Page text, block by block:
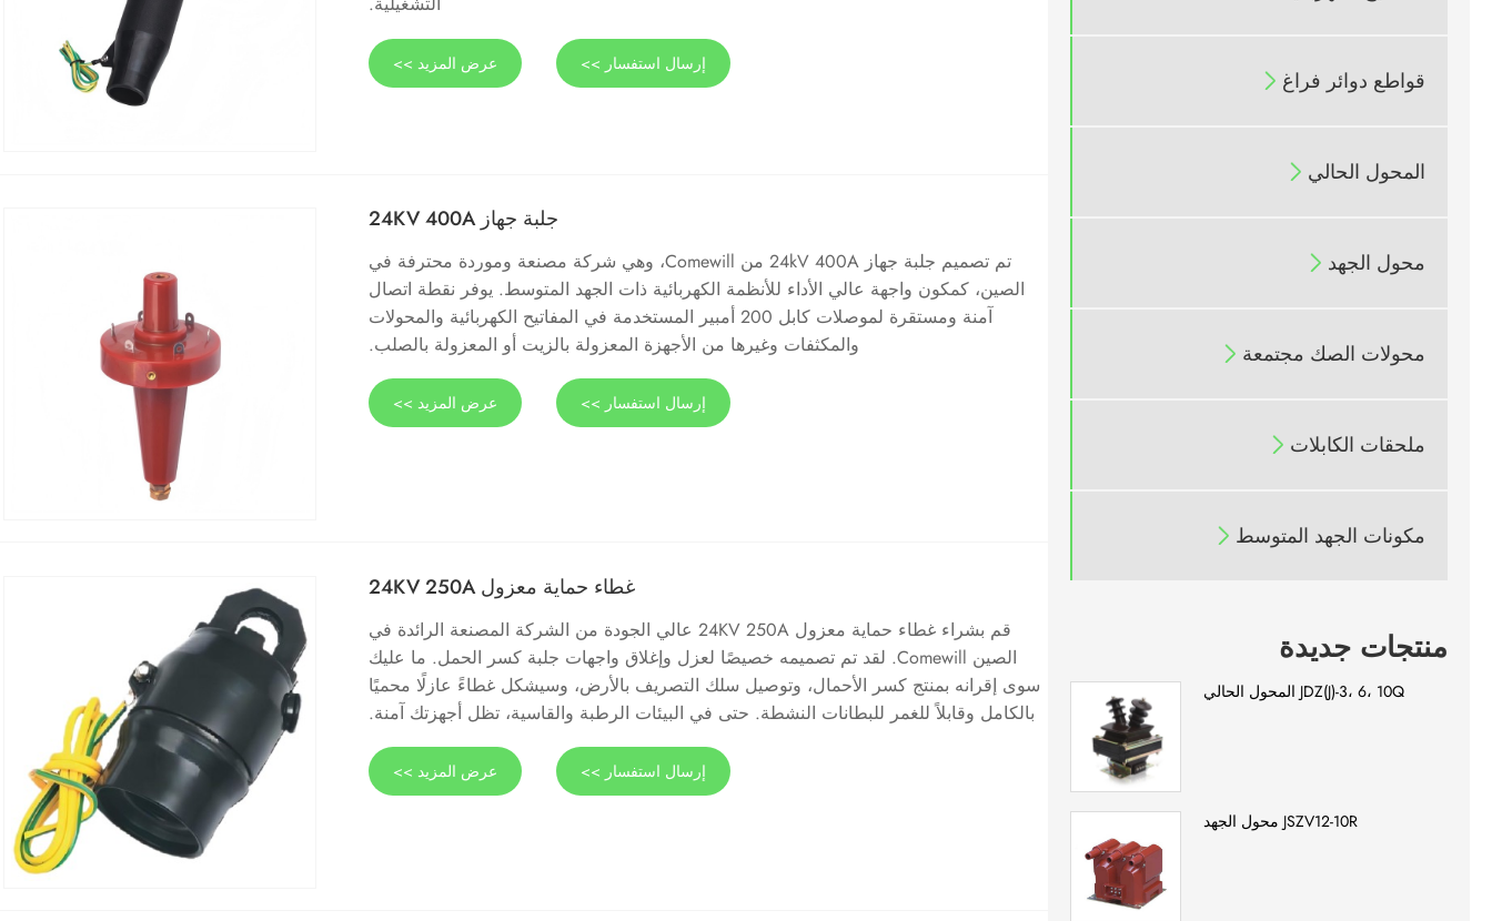
قواطع دوائر فراغ 
المحول الحالي 
محول الجهد 
محولات الصك مجتمعة 
ملحقات الكابلات 
مكونات الجهد المتوسط 
منتجات جديدة
JDZ(J)-3، 6، 10Q المحول الحالي
JSZV12-10R محول الجهد
عرض المزيد >> إرسال استفسار >>
جلبة جهاز 24KV 400A
تم تصميم جلبة جهاز 24kV 400A من Comewill، وهي شركة مصنعة وموردة محترفة في
الصين، كمكون واجهة عالي الأداء للأنظمة الكهربائية ذات الجهد المتوسط. يوفر نقطة اتصال
آمنة ومستقرة لموصلات كابل 200 أمبير المستخدمة في المفاتيح الكهربائية والمحولات
والمكثفات وغيرها من الأجهزة المعزولة بالزيت أو المعزولة بالصلب.
عرض المزيد >> إرسال استفسار >>
غطاء حماية معزول 24KV 250A
قم بشراء غطاء حماية معزول 24KV 250A عالي الجودة من الشركة المصنعة الرائدة في
الصين Comewill. لقد تم تصميمه خصيصًا لعزل وإغلاق واجهات جلبة كسر الحمل. ما عليك
سوى إقرانه بمنتج كسر الأحمال، وتوصيل سلك التصريف بالأرض، وسيشكل غطاءً عازلًا محميًا
بالكامل وقابلاً للغمر للبطانات النشطة. حتى في البيئات الرطبة والقاسية، تظل أجهزتك آمنة.
عرض المزيد >> إرسال استفسار >>